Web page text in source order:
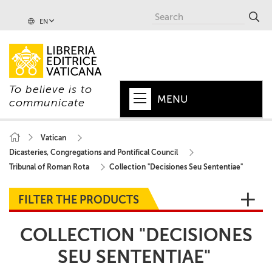
EN
To believe is to
communicate
MENU
POPE
+
CHURCH
+
WORLD
SERIES
Vatican
Dicasteries, Congregations and Pontifical Council
Tribunal of Roman Rota
Collection "Decisiones Seu Sententiae"
FILTER THE PRODUCTS
COLLECTION "DECISIONES
SEU SENTENTIAE"